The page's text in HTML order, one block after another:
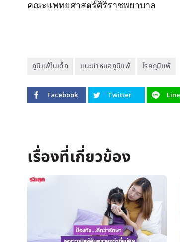
คณะแพทยศาสตร์ศิริราชพยาบาล
ภูมิแพ้ในเด็ก แนะนำหมอภูมิแพ้ โรคภูมิแพ้
Facebook Twitter Line